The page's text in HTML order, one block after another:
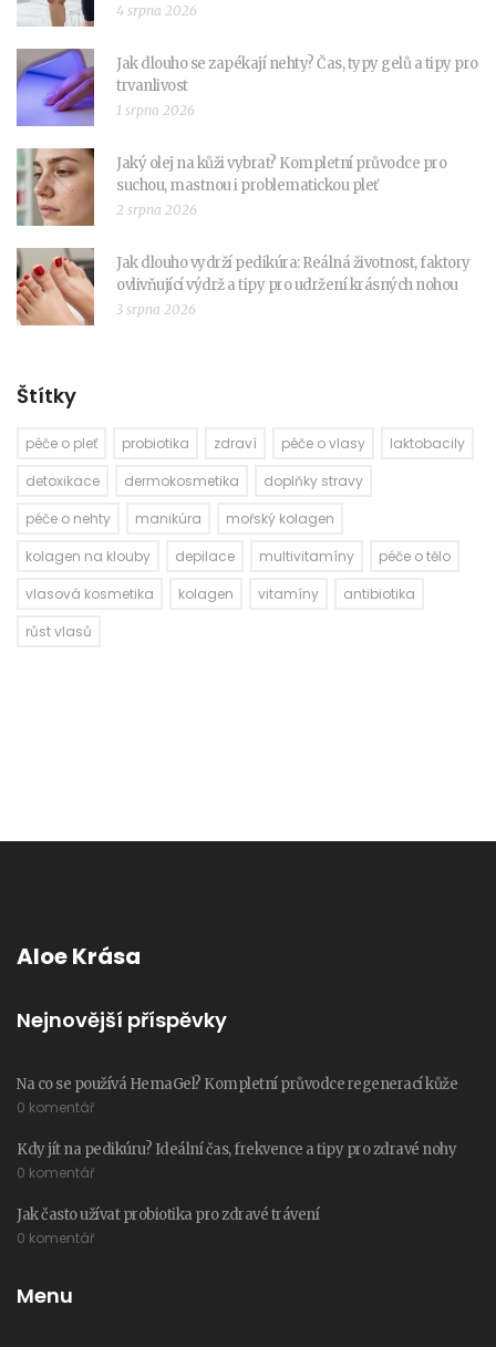
4 srpna 2026
Jak dlouho se zapékají nehty? Čas, typy gelů a tipy pro
trvanlivost
1 srpna 2026
Jaký olej na kůži vybrat? Kompletní průvodce pro
suchou, mastnou i problematickou pleť
2 srpna 2026
Jak dlouho vydrží pedikúra: Reálná životnost, faktory
ovlivňující výdrž a tipy pro udržení krásných nohou
3 srpna 2026
Štítky
péče o pleť probiotika zdraví péče o vlasy
laktobacily
detoxikace
dermokosmetika
doplňky stravy
péče o nehty
manikúra
mořský kolagen
kolagen na klouby
depilace multivitamíny
péče o tělo
vlasová kosmetika
kolagen vitamíny
antibiotika
růst vlasů
Aloe Krása
Nejnovější příspěvky
Na co se používá HemaGel? Kompletní průvodce regenerací kůže
0 komentář
Kdy jít na pedikúru? Ideální čas, frekvence a tipy pro zdravé nohy
0 komentář
Jak často užívat probiotika pro zdravé trávení
0 komentář
Menu